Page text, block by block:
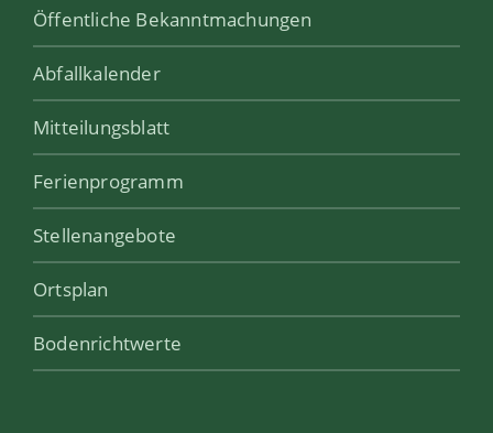
Öffentliche Bekanntmachungen
Abfallkalender
Mitteilungsblatt
Ferienprogramm
Stellenangebote
Ortsplan
Bodenrichtwerte